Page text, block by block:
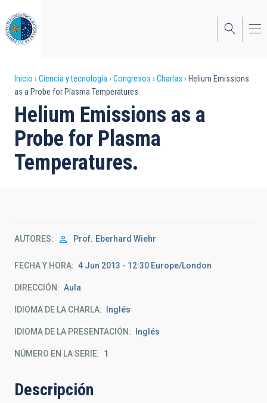
al
contenido
principal
Sobrescribir
enlaces
de
ayuda
a
Inicio Ciencia y tecnología Congresos Charlas
Helium Emissions
as a Probe for Plasma Temperatures.
Helium Emissions as a
Probe for Plasma
Temperatures.
AUTORES Prof. Eberhard Wiehr
FECHA Y HORA 4 Jun 2013 - 12:30 Europe/London
DIRECCIÓN Aula
IDIOMA DE LA CHARLA Inglés
IDIOMA DE LA PRESENTACIÓN Inglés
NÚMERO EN LA SERIE 1
Descripción